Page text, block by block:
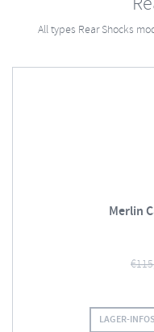
All types Rear Shocks
Merlin
€
LAGER-INFOS